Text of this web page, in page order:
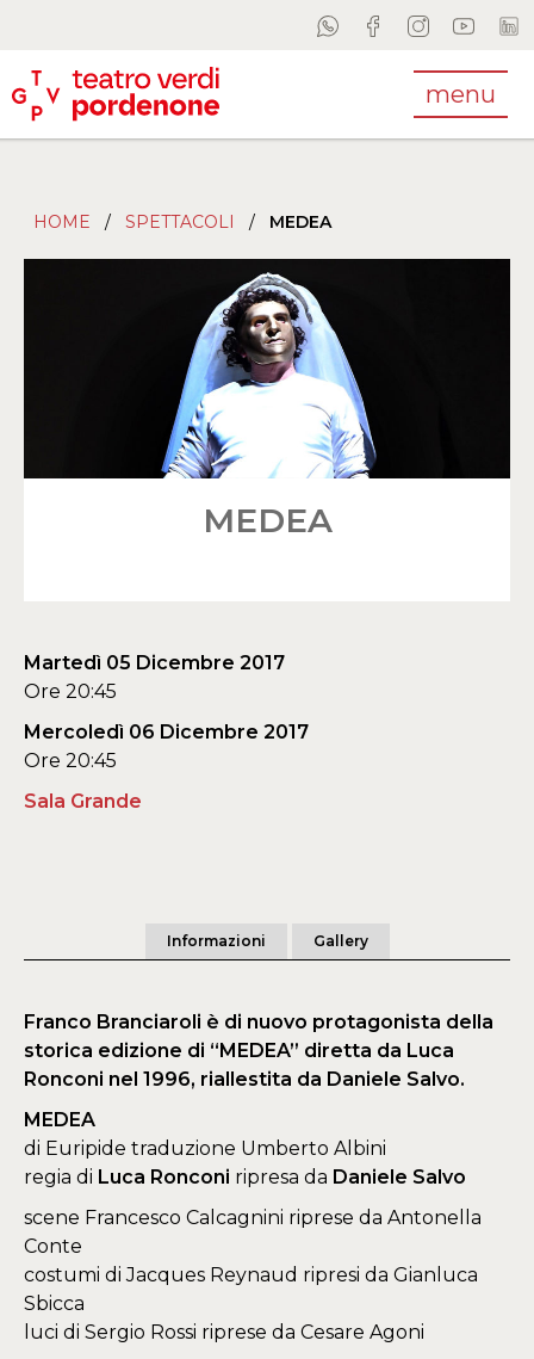
menu
HOME / SPETTACOLI / MEDEA
MEDEA
Martedì 05 Dicembre 2017
Ore 20:45
Mercoledì 06 Dicembre 2017
Ore 20:45
Sala Grande
Informazioni Gallery
Franco Branciaroli è di nuovo protagonista della
storica edizione di “MEDEA” diretta da Luca
Ronconi nel 1996, riallestita da Daniele Salvo.
MEDEA
di Euripide traduzione Umberto Albini
regia di Luca Ronconi ripresa da Daniele Salvo
scene Francesco Calcagnini riprese da Antonella
Conte
costumi di Jacques Reynaud ripresi da Gianluca
Sbicca
luci di Sergio Rossi riprese da Cesare Agoni